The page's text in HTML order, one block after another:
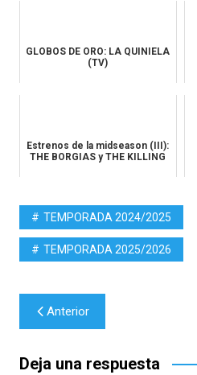
GLOBOS DE ORO: LA QUINIELA
(TV)
Estrenos de la midseason (III):
THE BORGIAS y THE KILLING
TEMPORADA 2024/2025
TEMPORADA 2025/2026
Navegación
de
entradas
Anterior
Deja una respuesta